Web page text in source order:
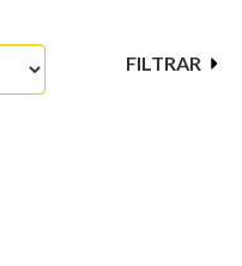
FILTRAR